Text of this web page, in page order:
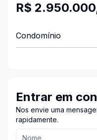
R$
Condomínio
Entrar em
Nos envie uma
rapidamente.